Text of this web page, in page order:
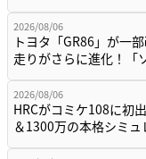
2026/08/06
トヨタ「GR86」が一
走りがさらに進化！「
2026/08/06
HRCがコミケ108に初
＆1300万の本格シミ